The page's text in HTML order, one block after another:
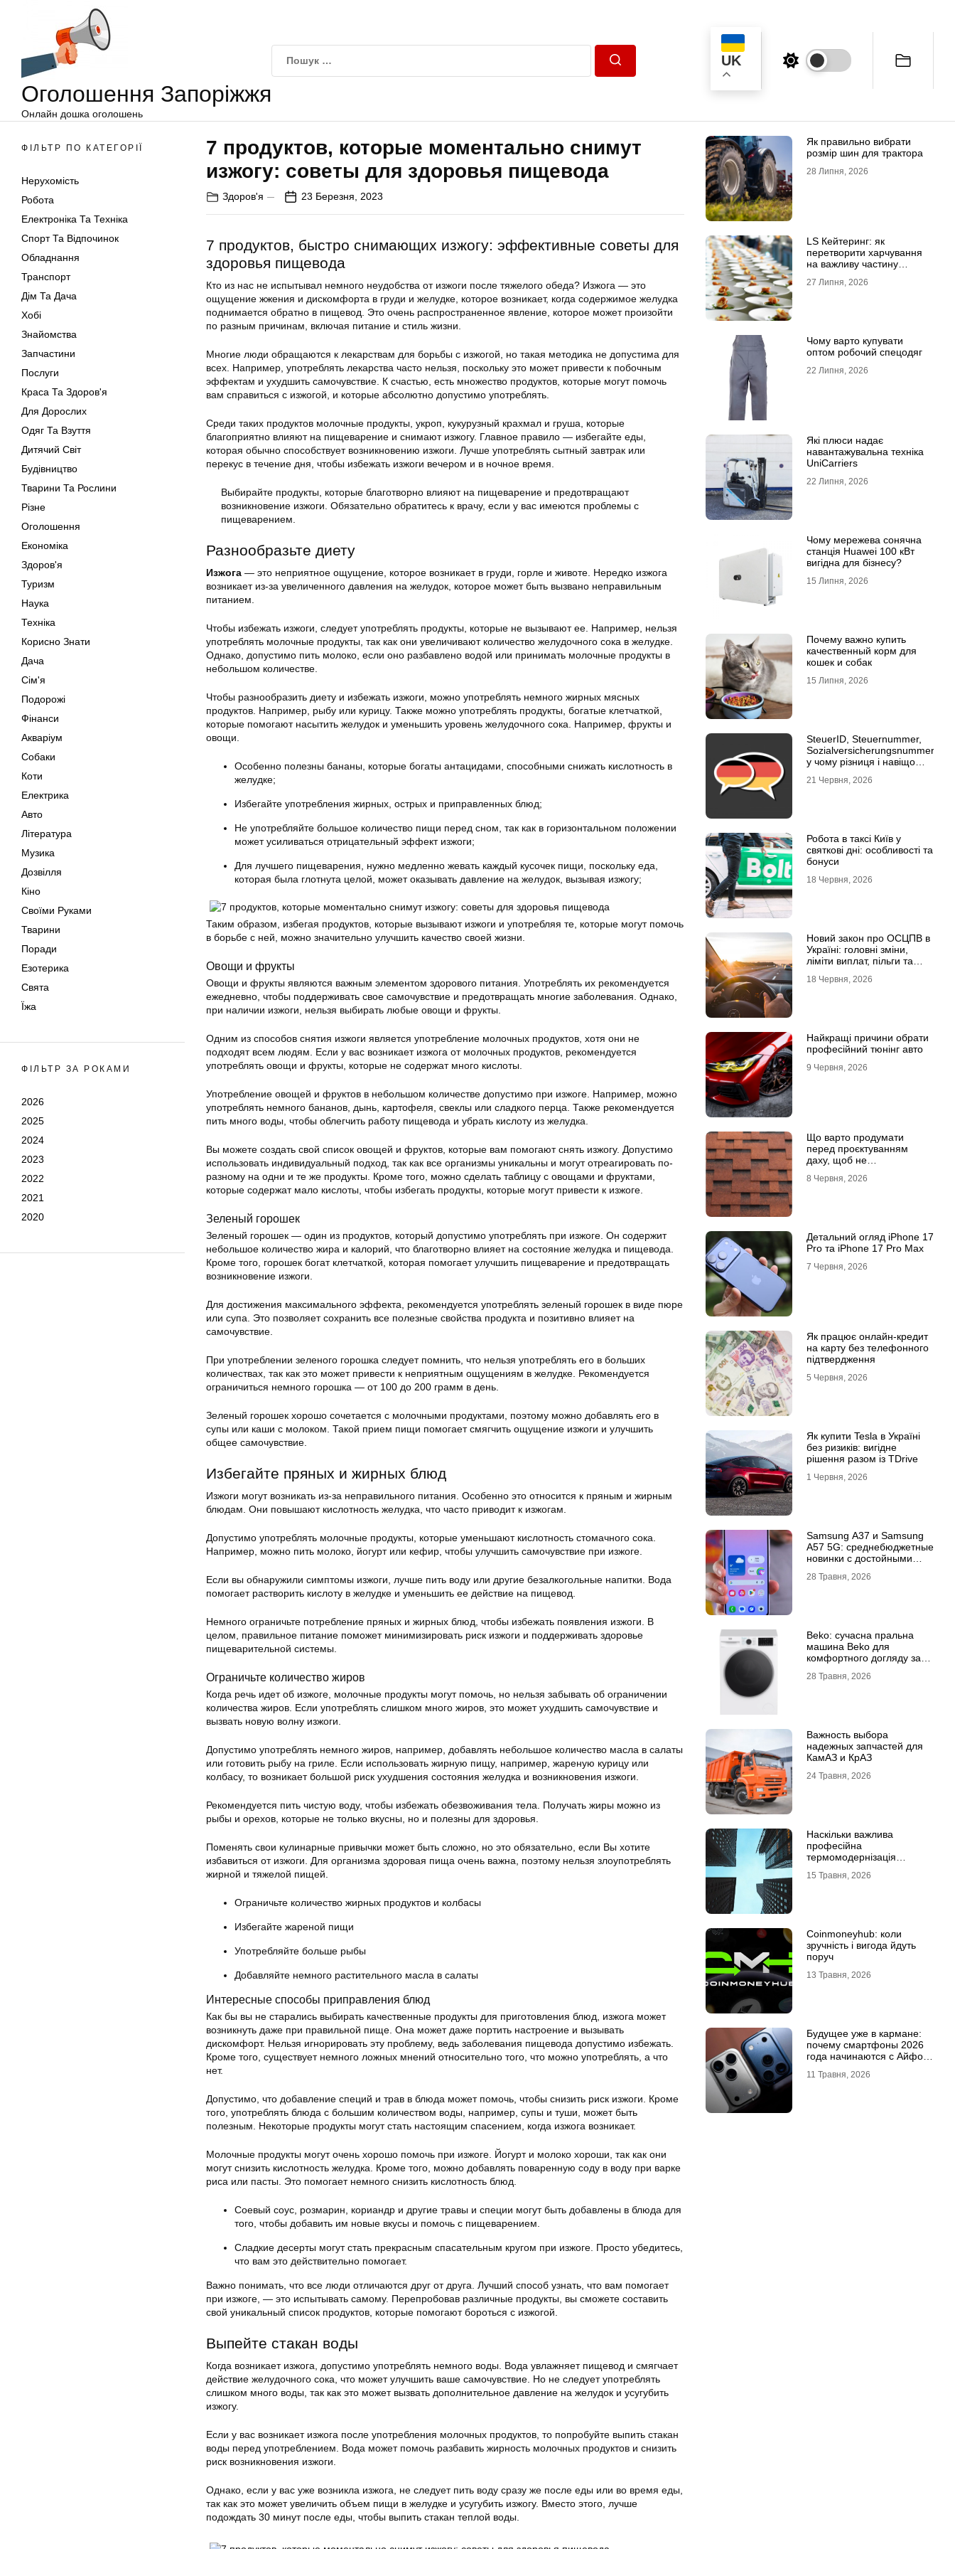
Оголошення Запоріжжя
Онлайн дошка оголошень
UK
ФІЛЬТР ПО КАТЕГОРІЇ
Нерухомість
Робота
Електроніка Та Техніка
Спорт Та Відпочинок
Обладнання
Транспорт
Дім Та Дача
Хобі
Знайомства
Запчастини
Послуги
Краса Та Здоров'я
Для Дорослих
Одяг Та Взуття
Дитячий Світ
Будівництво
Тварини Та Рослини
Різне
Оголошення
Економіка
Здоров'я
Туризм
Наука
Техніка
Корисно Знати
Дача
Сім'я
Подорожі
Фінанси
Акваріум
Собаки
Коти
Електрика
Авто
Література
Музика
Дозвілля
Кіно
Своїми Руками
Тварини
Поради
Езотерика
Свята
Їжа
ФІЛЬТР ЗА РОКАМИ
2026
2025
2024
2023
2022
2021
2020
7 продуктов, которые моментально снимут
изжогу: советы для здоровья пищевода
Здоров'я 23 Березня, 2023
7 продуктов, быстро снимающих изжогу: эффективные советы для
здоровья пищевода
Кто из нас не испытывал немного неудобства от изжоги после тяжелого обеда? Изжога — это
ощущение жжения и дискомфорта в груди и желудке, которое возникает, когда содержимое желудка
поднимается обратно в пищевод. Это очень распространенное явление, которое может произойти
по разным причинам, включая питание и стиль жизни.
Многие люди обращаются к лекарствам для борьбы с изжогой, но такая методика не допустима для
всех. Например, употреблять лекарства часто нельзя, поскольку это может привести к побочным
эффектам и ухудшить самочувствие. К счастью, есть множество продуктов, которые могут помочь
вам справиться с изжогой, и которые абсолютно допустимо употреблять.
Среди таких продуктов молочные продукты, укроп, кукурузный крахмал и груша, которые
благоприятно влияют на пищеварение и снимают изжогу. Главное правило — избегайте еды,
которая обычно способствует возникновению изжоги. Лучше употреблять сытный завтрак или
перекус в течение дня, чтобы избежать изжоги вечером и в ночное время.
Выбирайте продукты, которые благотворно влияют на пищеварение и предотвращают
возникновение изжоги. Обязательно обратитесь к врачу, если у вас имеются проблемы с
пищеварением.
Разнообразьте диету
Изжога — это неприятное ощущение, которое возникает в груди, горле и животе. Нередко изжога
возникает из-за увеличенного давления на желудок, которое может быть вызвано неправильным
питанием.
Чтобы избежать изжоги, следует употреблять продукты, которые не вызывают ее. Например, нельзя
употреблять молочные продукты, так как они увеличивают количество желудочного сока в желудке.
Однако, допустимо пить молоко, если оно разбавлено водой или принимать молочные продукты в
небольшом количестве.
Чтобы разнообразить диету и избежать изжоги, можно употреблять немного жирных мясных
продуктов. Например, рыбу или курицу. Также можно употреблять продукты, богатые клетчаткой,
которые помогают насытить желудок и уменьшить уровень желудочного сока. Например, фрукты и
овощи.
Особенно полезны бананы, которые богаты антацидами, способными снижать кислотность в
желудке;
Избегайте употребления жирных, острых и приправленных блюд;
Не употребляйте большое количество пищи перед сном, так как в горизонтальном положении
может усиливаться отрицательный эффект изжоги;
Для лучшего пищеварения, нужно медленно жевать каждый кусочек пищи, поскольку еда,
которая была глотнута целой, может оказывать давление на желудок, вызывая изжогу;
Таким образом, избегая продуктов, которые вызывают изжоги и употребляя те, которые могут помочь
в борьбе с ней, можно значительно улучшить качество своей жизни.
Овощи и фрукты
Овощи и фрукты являются важным элементом здорового питания. Употреблять их рекомендуется
ежедневно, чтобы поддерживать свое самочувствие и предотвращать многие заболевания. Однако,
при наличии изжоги, нельзя выбирать любые овощи и фрукты.
Одним из способов снятия изжоги является употребление молочных продуктов, хотя они не
подходят всем людям. Если у вас возникает изжога от молочных продуктов, рекомендуется
употреблять овощи и фрукты, которые не содержат много кислоты.
Употребление овощей и фруктов в небольшом количестве допустимо при изжоге. Например, можно
употреблять немного бананов, дынь, картофеля, свеклы или сладкого перца. Также рекомендуется
пить много воды, чтобы облегчить работу пищевода и убрать кислоту из желудка.
Вы можете создать свой список овощей и фруктов, которые вам помогают снять изжогу. Допустимо
использовать индивидуальный подход, так как все организмы уникальны и могут отреагировать по-
разному на одни и те же продукты. Кроме того, можно сделать таблицу с овощами и фруктами,
которые содержат мало кислоты, чтобы избегать продукты, которые могут привести к изжоге.
Зеленый горошек
Зеленый горошек — один из продуктов, который допустимо употреблять при изжоге. Он содержит
небольшое количество жира и калорий, что благотворно влияет на состояние желудка и пищевода.
Кроме того, горошек богат клетчаткой, которая помогает улучшить пищеварение и предотвращать
возникновение изжоги.
Для достижения максимального эффекта, рекомендуется употреблять зеленый горошек в виде пюре
или супа. Это позволяет сохранить все полезные свойства продукта и позитивно влияет на
самочувствие.
При употреблении зеленого горошка следует помнить, что нельзя употреблять его в больших
количествах, так как это может привести к неприятным ощущениям в желудке. Рекомендуется
ограничиться немного горошка — от 100 до 200 грамм в день.
Зеленый горошек хорошо сочетается с молочными продуктами, поэтому можно добавлять его в
супы или каши с молоком. Такой прием пищи помогает смягчить ощущение изжоги и улучшить
общее самочувствие.
Избегайте пряных и жирных блюд
Изжоги могут возникать из-за неправильного питания. Особенно это относится к пряным и жирным
блюдам. Они повышают кислотность желудка, что часто приводит к изжогам.
Допустимо употреблять молочные продукты, которые уменьшают кислотность стомачного сока.
Например, можно пить молоко, йогурт или кефир, чтобы улучшить самочувствие при изжоге.
Если вы обнаружили симптомы изжоги, лучше пить воду или другие безалкогольные напитки. Вода
помогает растворить кислоту в желудке и уменьшить ее действие на пищевод.
Немного ограничьте потребление пряных и жирных блюд, чтобы избежать появления изжоги. В
целом, правильное питание поможет минимизировать риск изжоги и поддерживать здоровье
пищеварительной системы.
Ограничьте количество жиров
Когда речь идет об изжоге, молочные продукты могут помочь, но нельзя забывать об ограничении
количества жиров. Если употреблять слишком много жиров, это может ухудшить самочувствие и
вызвать новую волну изжоги.
Допустимо употреблять немного жиров, например, добавлять небольшое количество масла в салаты
или готовить рыбу на гриле. Если использовать жирную пищу, например, жареную курицу или
колбасу, то возникает большой риск ухудшения состояния желудка и возникновения изжоги.
Рекомендуется пить чистую воду, чтобы избежать обезвоживания тела. Получать жиры можно из
рыбы и орехов, которые не только вкусны, но и полезны для здоровья.
Поменять свои кулинарные привычки может быть сложно, но это обязательно, если Вы хотите
избавиться от изжоги. Для организма здоровая пища очень важна, поэтому нельзя злоупотреблять
жирной и тяжелой пищей.
Ограничьте количество жирных продуктов и колбасы
Избегайте жареной пищи
Употребляйте больше рыбы
Добавляйте немного растительного масла в салаты
Интересные способы приправления блюд
Как бы вы не старались выбирать качественные продукты для приготовления блюд, изжога может
возникнуть даже при правильной пище. Она может даже портить настроение и вызывать
дискомфорт. Нельзя игнорировать эту проблему, ведь заболевания пищевода допустимо избежать.
Кроме того, существует немного ложных мнений относительно того, что можно употреблять, а что
нет.
Допустимо, что добавление специй и трав в блюда может помочь, чтобы снизить риск изжоги. Кроме
того, употреблять блюда с большим количеством воды, например, супы и туши, может быть
полезным. Некоторые продукты могут стать настоящим спасением, когда изжога возникает.
Молочные продукты могут очень хорошо помочь при изжоге. Йогурт и молоко хороши, так как они
могут снизить кислотность желудка. Кроме того, можно добавлять поваренную соду в воду при варке
риса или пасты. Это помогает немного снизить кислотность блюд.
Соевый соус, розмарин, кориандр и другие травы и специи могут быть добавлены в блюда для
того, чтобы добавить им новые вкусы и помочь с пищеварением.
Сладкие десерты могут стать прекрасным спасательным кругом при изжоге. Просто убедитесь,
что вам это действительно помогает.
Важно понимать, что все люди отличаются друг от друга. Лучший способ узнать, что вам помогает
при изжоге, — это испытывать самому. Перепробовав различные продукты, вы сможете составить
свой уникальный список продуктов, которые помогают бороться с изжогой.
Выпейте стакан воды
Когда возникает изжога, допустимо употреблять немного воды. Вода увлажняет пищевод и смягчает
действие желудочного сока, что может улучшить ваше самочувствие. Но не следует употреблять
слишком много воды, так как это может вызвать дополнительное давление на желудок и усугубить
изжогу.
Если у вас возникает изжога после употребления молочных продуктов, то попробуйте выпить стакан
воды перед употреблением. Вода может помочь разбавить жирность молочных продуктов и снизить
риск возникновения изжоги.
Однако, если у вас уже возникла изжога, не следует пить воду сразу же после еды или во время еды,
так как это может увеличить объем пищи в желудке и усугубить изжогу. Вместо этого, лучше
подождать 30 минут после еды, чтобы выпить стакан теплой воды.
Як правильно вибрати
розмір шин для трактора
28 Липня, 2026
LS Кейтеринг: як
перетворити харчування
на важливу частину
27 Липня, 2026
Чому варто купувати
оптом робочий спецодяг
22 Липня, 2026
Які плюси надає
навантажувальна техніка
UniCarriers
22 Липня, 2026
Чому мережева сонячна
станція Huawei 100 кВт
вигідна для бізнесу?
15 Липня, 2026
Почему важно купить
качественный корм для
кошек и собак
15 Липня, 2026
SteuerID, Steuernummer,
Sozialversicherungsnummer:
у чому різниця і навіщо
21 Червня, 2026
Робота в таксі Київ у
святкові дні: особливості та
бонуси
18 Червня, 2026
Новий закон про ОСЦПВ в
Україні: головні зміни,
ліміти виплат, пільги та
18 Червня, 2026
Найкращі причини обрати
професійний тюнінг авто
9 Червня, 2026
Що варто продумати
перед проєктуванням
даху, щоб не
будівництва
8 Червня, 2026
Детальний огляд iPhone 17
Pro та iPhone 17 Pro Max
7 Червня, 2026
Як працює онлайн-кредит
на карту без телефонного
підтвердження
5 Червня, 2026
Як купити Tesla в Україні
без ризиків: вигідне
рішення разом із TDrive
1 Червня, 2026
Samsung A37 и Samsung
A57 5G: среднебюджетные
новинки с достойными
28 Травня, 2026
Beko: сучасна пральна
машина Beko для
комфортного догляду за
28 Травня, 2026
Важность выбора
надежных запчастей для
КамАЗ и КрАЗ
24 Травня, 2026
Наскільки важлива
професійна
термомодернізація
15 Травня, 2026
Coinmoneyhub: коли
зручність і вигода йдуть
поруч
13 Травня, 2026
Будущее уже в кармане:
почему смартфоны 2026
года начинаются с Айфон
11 Травня, 2026